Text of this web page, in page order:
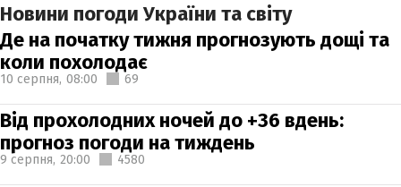
Новини погоди України та світу
Де на початку тижня прогнозують дощі та
коли похолодає
10 серпня, 08:00 69
Від прохолодних ночей до +36 вдень:
прогноз погоди на тиждень
9 серпня, 20:00 4580